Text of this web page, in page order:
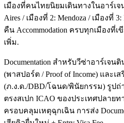
เมืองที่คนไทยนิยมเดินทางในอาร์เจ
Aires / เมืองที่ 2: Mendoza / เมืองที่
คืน Accommodation ครบทุกเมืองที่
เพิ่ม.
Documentation สำหรับวีซ่าอาร์เจน
(พาสปอร์ต / Proof of Income) และเ
(ภ.ง.ด./DBD/โฉนด/พินัยกรรม) รูปถ่
ตรงสเปก ICAO ของประเทศปลายท
ครอบคลุมเหตุฉุกเฉิน การส่ง